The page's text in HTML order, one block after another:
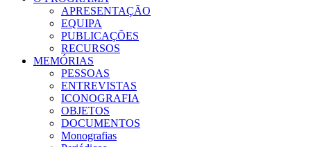
APRESENTAÇÃO
EQUIPA
PUBLICAÇÕES
RECURSOS
MEMÓRIAS
PESSOAS
ENTREVISTAS
ICONOGRAFIA
OBJETOS
DOCUMENTOS
Monografias